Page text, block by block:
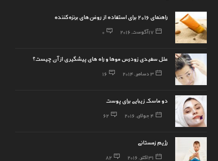
راهنمای ۲۰۱۶ برای استفاده از روغن‌های برنزه‌کننده
17 آگوست, 2016 0
علل سفیدی زودرس موها و راه های پیشگیری از آن چیست؟
3 دسامبر, 2014 16
دو ماسک زیبایی برای پوست
4 جولای, 2016 62
رژیم زمستانی
31 اکتبر, 2016 82